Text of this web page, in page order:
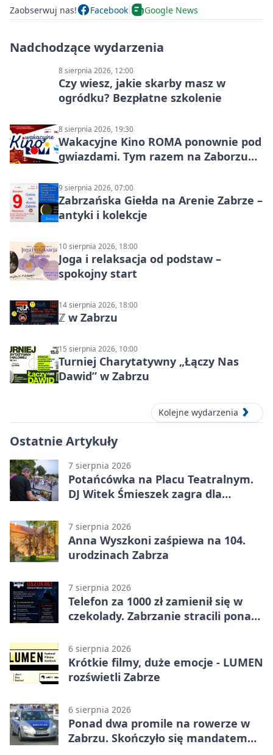
Zaobserwuj nas! Facebook Google News
Nadchodzące wydarzenia
8 sierpnia 2026, 12:00
Czy wiesz, jakie skarby masz w
ogródku? Bezpłatne szkolenie
8 sierpnia 2026, 19:30
Wakacyjne Kino ROMA ponownie pod
gwiazdami. Tym razem na Zaborzu
9 sierpnia 2026, 07:00
Zabrzańska Giełda na Arenie Zabrze –
antyki i kolekcje
10 sierpnia 2026, 18:00
Joga i relaksacja od podstaw –
spokojny start
14 sierpnia 2026, 18:00
ℤ w Zabrzu
15 sierpnia 2026, 10:00
Turniej Charytatywny „Łączy Nas
Dawid” w Zabrzu
Kolejne wydarzenia
Ostatnie Artykuły
7 sierpnia 2026
Potańcówka na Placu Teatralnym.
DJ Witek Śmieszek zagra dla
7 sierpnia 2026
Anna Wyszkoni zaśpiewa na 104.
urodzinach Zabrza
7 sierpnia 2026
Telefon za 1000 zł zamienił się w
czekolady. Zabrzanie stracili ponad
6 sierpnia 2026
Krótkie filmy, duże emocje - LUMEN
rozświetli Zabrze
6 sierpnia 2026
Ponad dwa promile na rowerze w
Zabrzu. Skończyło się mandatem